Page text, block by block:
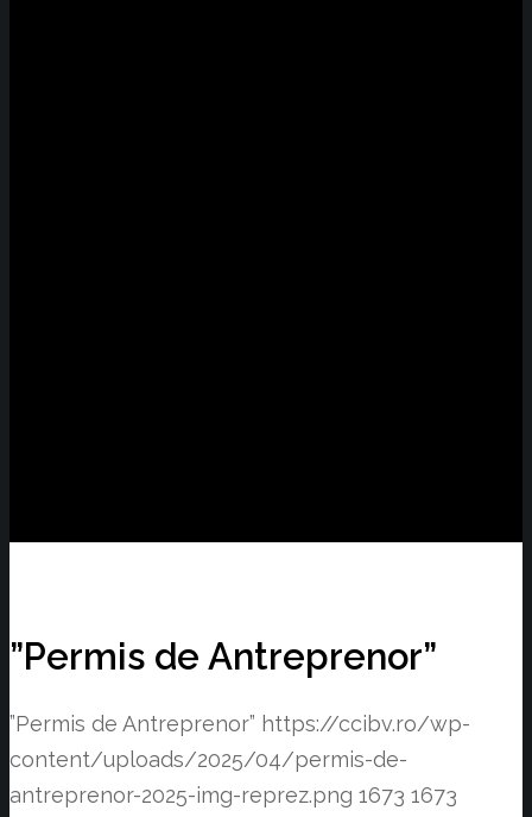
”Permis de Antreprenor”
”Permis de Antreprenor” https://ccibv.ro/wp-
content/uploads/2025/04/permis-de-
antreprenor-2025-img-reprez.png 1673 1673